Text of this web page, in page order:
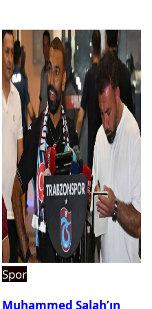
Spor
Muhammed Salah’ın